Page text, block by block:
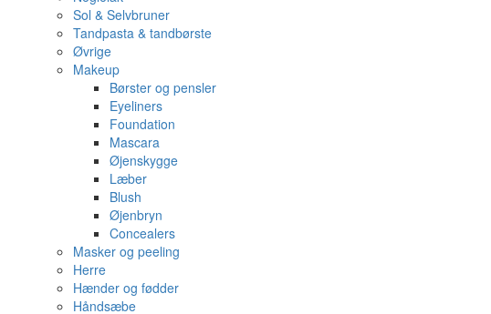
Sol & Selvbruner
Tandpasta & tandbørste
Øvrige
Makeup
Børster og pensler
Eyeliners
Foundation
Mascara
Øjenskygge
Læber
Blush
Øjenbryn
Concealers
Masker og peeling
Herre
Hænder og fødder
Håndsæbe